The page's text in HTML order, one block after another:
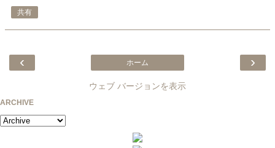
共有
‹ ›
ホーム
ウェブ バージョンを表示
ARCHIVE